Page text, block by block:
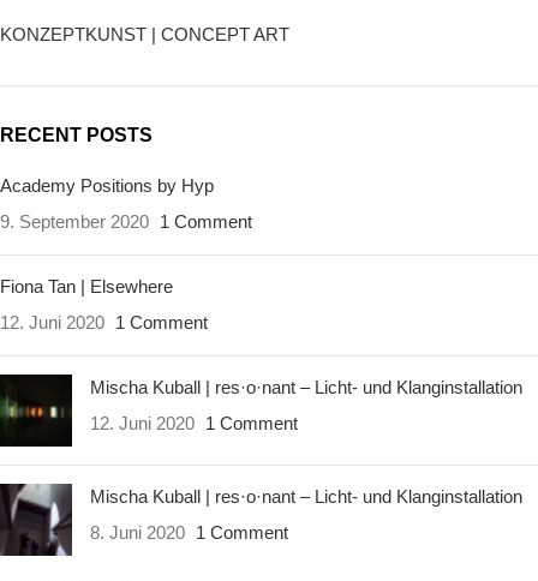
KONZEPTKUNST | CONCEPT ART
RECENT POSTS
Academy Positions by Hyp
9. September 2020 1 Comment
Fiona Tan | Elsewhere
12. Juni 2020 1 Comment
Mischa Kuball | res·o·nant – Licht- und Klanginstallation
12. Juni 2020 1 Comment
Mischa Kuball | res·o·nant – Licht- und Klanginstallation
8. Juni 2020 1 Comment